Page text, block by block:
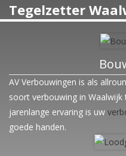
Tegelzetter
AV Verbouwingen is als
soort verbouwing in
jarenlange ervaring is uw
goede handen.